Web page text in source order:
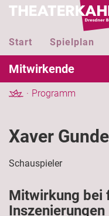
Start Spielplan
Mitwirkende
Programm
Xaver
Schauspieler
Mitwirkung bei
Inszenierungen